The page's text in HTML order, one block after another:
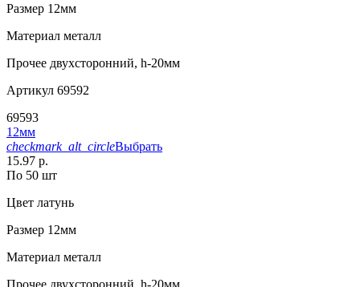
Размер 12мм
Материал металл
Прочее двухсторонний, h-20мм
Артикул 69592
69593
12мм
checkmark_alt_circleВыбрать
15.97 р.
По 50 шт
Цвет латунь
Размер 12мм
Материал металл
Прочее двухсторонний, h-20мм